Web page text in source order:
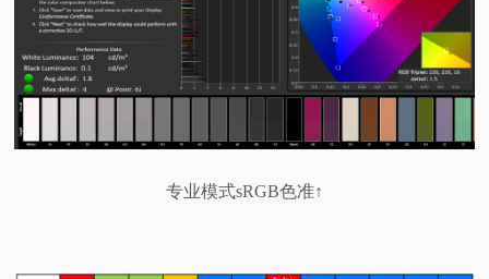
专业模式sRGB色准↑